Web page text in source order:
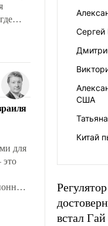
за
свои
для
это
США
Китай
встал